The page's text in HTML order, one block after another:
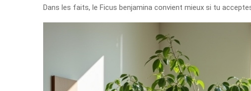
Dans les faits, le Ficus benjamina convient mieux si tu